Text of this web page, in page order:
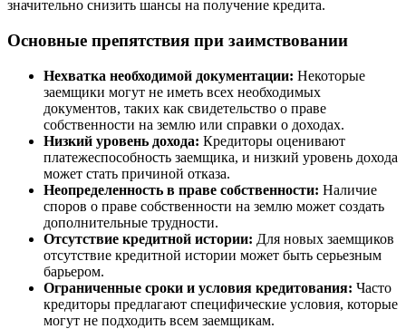
значительно снизить шансы на получение кредита.
Основные препятствия при заимствовании
Нехватка необходимой документации: Некоторые
заемщики могут не иметь всех необходимых
документов, таких как свидетельство о праве
собственности на землю или справки о доходах.
Низкий уровень дохода: Кредиторы оценивают
платежеспособность заемщика, и низкий уровень дохода
может стать причиной отказа.
Неопределенность в праве собственности: Наличие
споров о праве собственности на землю может создать
дополнительные трудности.
Отсутствие кредитной истории: Для новых заемщиков
отсутствие кредитной истории может быть серьезным
барьером.
Ограниченные сроки и условия кредитования: Часто
кредиторы предлагают специфические условия, которые
могут не подходить всем заемщикам.